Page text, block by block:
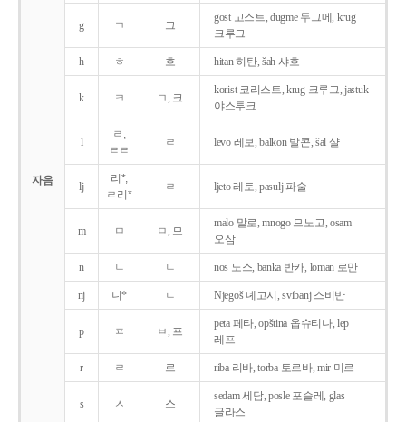
자음
g ㄱ 그
gost 고스트, dugme 두그메, krug
크루그
h ㅎ 흐 hitan 히탄, šah 샤흐
k ㅋ ㄱ, 크
korist 코리스트, krug 크루그, jastuk
야스투크
l
ㄹ,
ㄹㄹ
ㄹ levo 레보, balkon 발콘, šal 샬
lj
리*,
ㄹ리*
ㄹ ljeto 레토, pasulj 파술
m ㅁ ㅁ, 므
malo 말로, mnogo 므노고, osam
오삼
n ㄴ ㄴ nos 노스, banka 반카, loman 로만
nj 니* ㄴ Njegoš 녜고시, svibanj 스비반
p ㅍ ㅂ, 프
peta 페타, opština 옵슈티나, lep
레프
r ㄹ 르 riba 리바, torba 토르바, mir 미르
s ㅅ 스
sedam 세담, posle 포슬레, glas
글라스